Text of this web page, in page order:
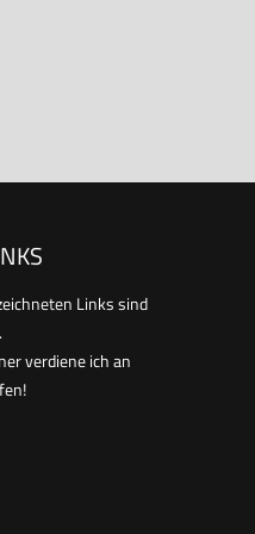
Links sind
verdiene ich an